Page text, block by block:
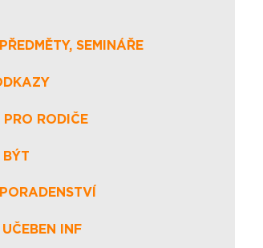
SEMINÁŘE
PRO RODIČE
BÝT
UČEBEN INF